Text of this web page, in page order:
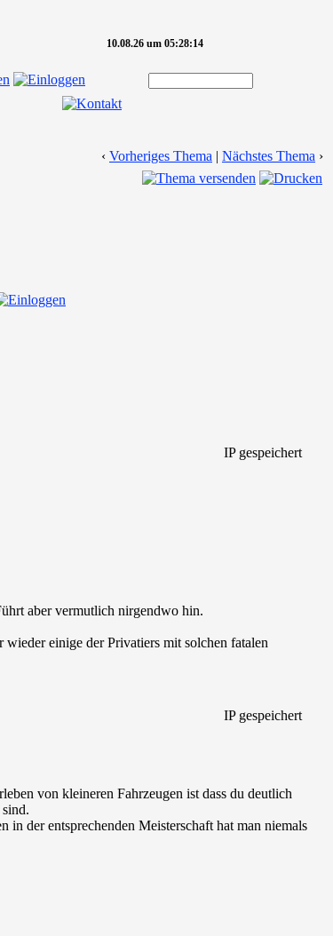
10.08.26 um 05:28:14
‹ Vorheriges Thema | Nächstes Thema ›
IP gespeichert
aber vermutlich nirgendwo hin.
einige der Privatiers mit solchen fatalen
IP gespeichert
von kleineren Fahrzeugen ist dass du deutlich
der entsprechenden Meisterschaft hat man niemals